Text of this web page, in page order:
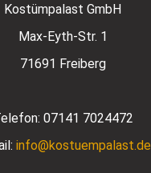
Kostümpalast GmbH
Max-Eyth-Str. 1
71691 Freiberg
07141 7024472
info@kostuempalast.de